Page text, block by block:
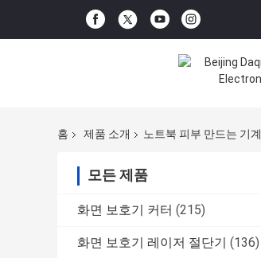
홈 제품 소개 노트북 피부 만드는 기계
모든 제품
화면 보호기 커터 (215)
화면 보호기 레이저 절단기 (136)